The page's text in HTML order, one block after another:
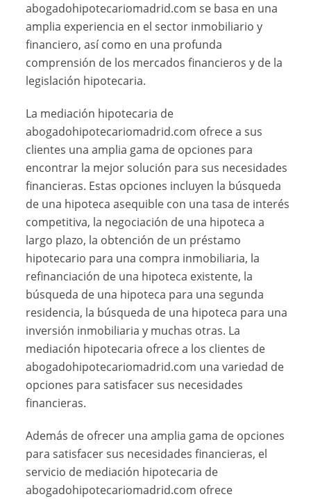
abogadohipotecariomadrid.com se basa en una
amplia experiencia en el sector inmobiliario y
financiero, así como en una profunda
comprensión de los mercados financieros y de la
legislación hipotecaria.
La mediación hipotecaria de
abogadohipotecariomadrid.com ofrece a sus
clientes una amplia gama de opciones para
encontrar la mejor solución para sus necesidades
financieras. Estas opciones incluyen la búsqueda
de una hipoteca asequible con una tasa de interés
competitiva, la negociación de una hipoteca a
largo plazo, la obtención de un préstamo
hipotecario para una compra inmobiliaria, la
refinanciación de una hipoteca existente, la
búsqueda de una hipoteca para una segunda
residencia, la búsqueda de una hipoteca para una
inversión inmobiliaria y muchas otras. La
mediación hipotecaria ofrece a los clientes de
abogadohipotecariomadrid.com una variedad de
opciones para satisfacer sus necesidades
financieras.
Además de ofrecer una amplia gama de opciones
para satisfacer sus necesidades financieras, el
servicio de mediación hipotecaria de
abogadohipotecariomadrid.com ofrece